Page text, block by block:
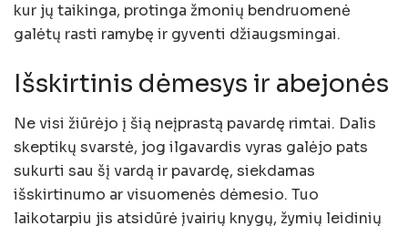
kur jų taikinga, protinga žmonių bendruomenė
galėtų rasti ramybę ir gyventi džiaugsmingai.
Išskirtinis dėmesys ir abejonės
Ne visi žiūrėjo į šią neįprastą pavardę rimtai. Dalis
skeptikų svarstė, jog ilgavardis vyras galėjo pats
sukurti sau šį vardą ir pavardę, siekdamas
išskirtinumo ar visuomenės dėmesio. Tuo
laikotarpiu jis atsidūrė įvairių knygų, žymių leidinių